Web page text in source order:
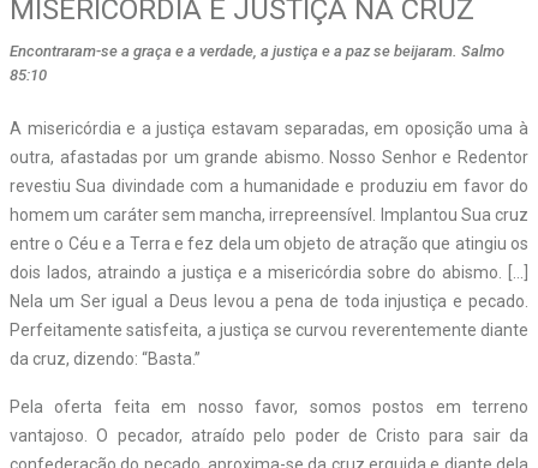
MISERICÓRDIA E JUSTIÇA NA CRUZ
Encontraram-se a graça e a verdade, a justiça e a paz se beijaram. Salmo
85:10
A misericórdia e a justiça estavam separadas, em oposição uma à
outra, afastadas por um grande abismo. Nosso Senhor e Redentor
revestiu Sua divindade com a humanidade e produziu em favor do
homem um caráter sem mancha, irrepreensível. Implantou Sua cruz
entre o Céu e a Terra e fez dela um objeto de atração que atingiu os
dois lados, atraindo a justiça e a misericórdia sobre do abismo. […]
Nela um Ser igual a Deus levou a pena de toda injustiça e pecado.
Perfeitamente satisfeita, a justiça se curvou reverentemente diante
da cruz, dizendo: “Basta.”
Pela oferta feita em nosso favor, somos postos em terreno
vantajoso. O pecador, atraído pelo poder de Cristo para sair da
confederação do pecado, aproxima-se da cruz erguida e diante dela